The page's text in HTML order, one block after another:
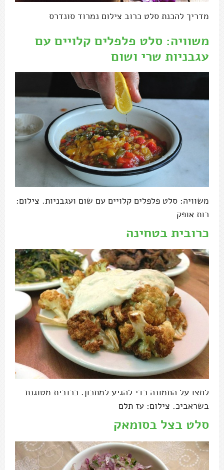
מדריך להכנת סלט כרוב צילום נמרוד סונדרס
משוויה: סלט פלפלים קלויים עם
עגבניות שרי ושום
משוויה: סלט פלפלים קלויים עם שום ועגבניות. צילום:
רות אופק
כרובית בטחינה
לחצו על התמונה כדי להגיע למתכון. כרובית מטוגנת
בשראביכ. צילום: עז תלם
סלט בצל בסומאק